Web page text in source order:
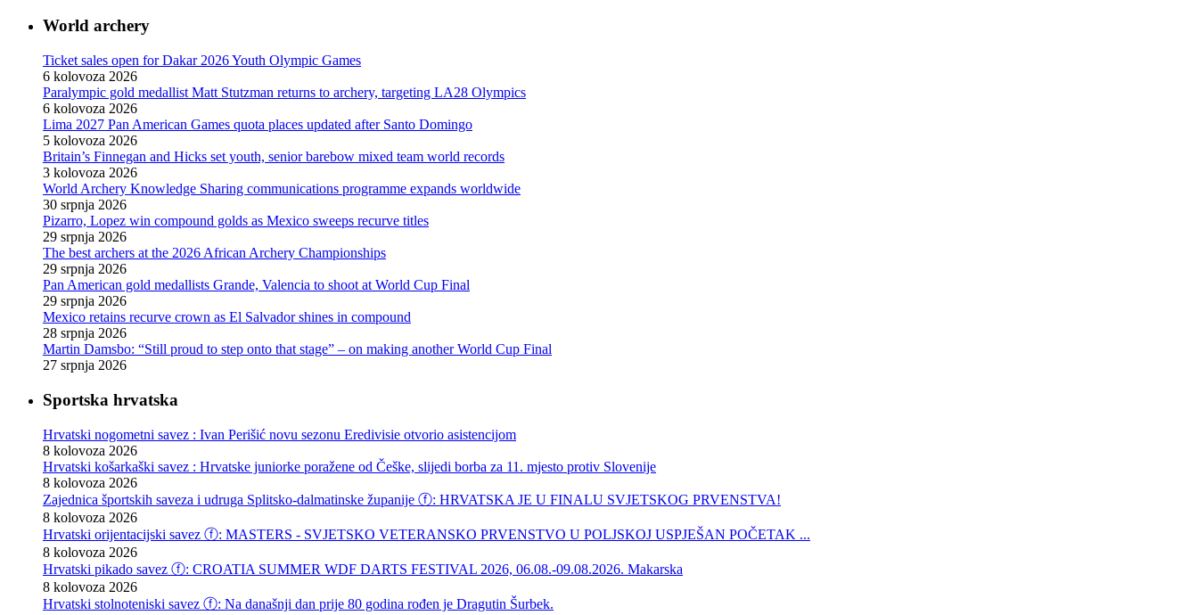
World archery
Ticket sales open for Dakar 2026 Youth Olympic Games
6 kolovoza 2026
Paralympic gold medallist Matt Stutzman returns to archery, targeting LA28 Olympics
6 kolovoza 2026
Lima 2027 Pan American Games quota places updated after Santo Domingo
5 kolovoza 2026
Britain’s Finnegan and Hicks set youth, senior barebow mixed team world records
3 kolovoza 2026
World Archery Knowledge Sharing communications programme expands worldwide
30 srpnja 2026
Pizarro, Lopez win compound golds as Mexico sweeps recurve titles
29 srpnja 2026
The best archers at the 2026 African Archery Championships
29 srpnja 2026
Pan American gold medallists Grande, Valencia to shoot at World Cup Final
29 srpnja 2026
Mexico retains recurve crown as El Salvador shines in compound
28 srpnja 2026
Martin Damsbo: “Still proud to step onto that stage” – on making another World Cup Final
27 srpnja 2026
Sportska hrvatska
Hrvatski nogometni savez : Ivan Perišić novu sezonu Eredivisie otvorio asistencijom
8 kolovoza 2026
Hrvatski košarkaški savez : Hrvatske juniorke poražene od Češke, slijedi borba za 11. mjesto protiv Slovenije
8 kolovoza 2026
Zajednica športskih saveza i udruga Splitsko-dalmatinske županije ⓕ: HRVATSKA JE U FINALU SVJETSKOG PRVENSTVA!
8 kolovoza 2026
Hrvatski orijentacijski savez ⓕ: MASTERS - SVJETSKO VETERANSKO PRVENSTVO U POLJSKOJ USPJEŠAN POČETAK ...
8 kolovoza 2026
Hrvatski pikado savez ⓕ: CROATIA SUMMER WDF DARTS FESTIVAL 2026, 06.08.-09.08.2026. Makarska
8 kolovoza 2026
Hrvatski stolnoteniski savez ⓕ: Na današnji dan prije 80 godina rođen je Dragutin Šurbek.